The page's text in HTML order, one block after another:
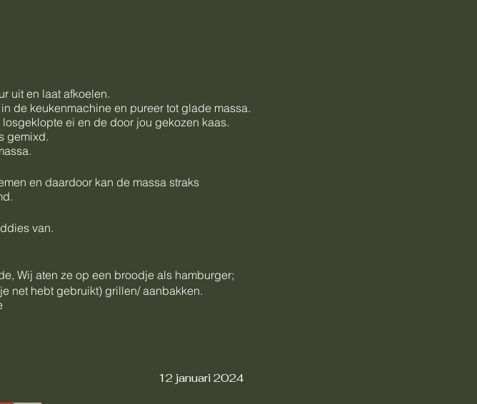
uit en laat afkoelen.
de keukenmachine en pureer tot glade massa.
ei en de door jou gekozen kaas.
gemixd.
en daardoor kan de massa straks
van.
Wij aten ze op een broodje als hamburger;
net hebt gebruikt) grillen/ aanbakken.
12 januari 2024